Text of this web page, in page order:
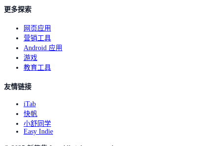
更多探索
网页应用
营销工具
Android 应用
游戏
教育工具
友情链接
iTab
快帆
小舒同学
Easy Indie